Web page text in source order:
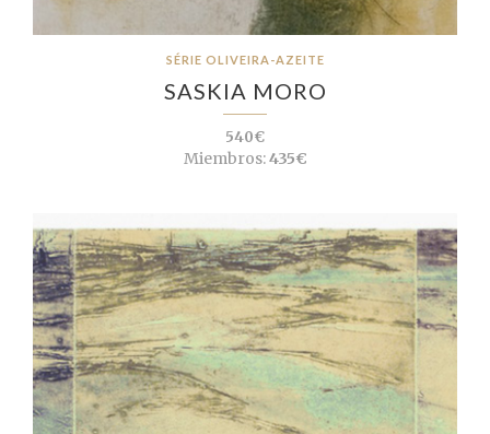
SÉRIE OLIVEIRA-AZEITE
SASKIA MORO
540€
Miembros:435€